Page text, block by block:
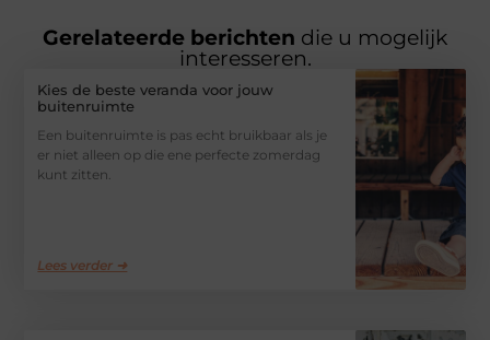
Gerelateerde berichten die u mogelijk
interesseren.
Kies de beste veranda voor jouw
buitenruimte
Een buitenruimte is pas echt bruikbaar als je
er niet alleen op die ene perfecte zomerdag
kunt zitten.
Lees verder ➜